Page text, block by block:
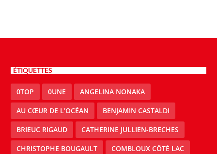
ÉTIQUETTES
0TOP 0UNE ANGELINA NONAKA
AU CŒUR DE L’OCÉAN BENJAMIN CASTALDI
BRIEUC RIGAUD CATHERINE JULLIEN-BRECHES
CHRISTOPHE BOUGAULT COMBLOUX CÔTÉ LAC